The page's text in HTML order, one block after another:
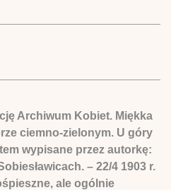
Archiwum Kobiet. Miękka
ciemno-zielonym. U góry
wypisane przez autorkę:
– 22/4 1903 r.
ale ogólnie